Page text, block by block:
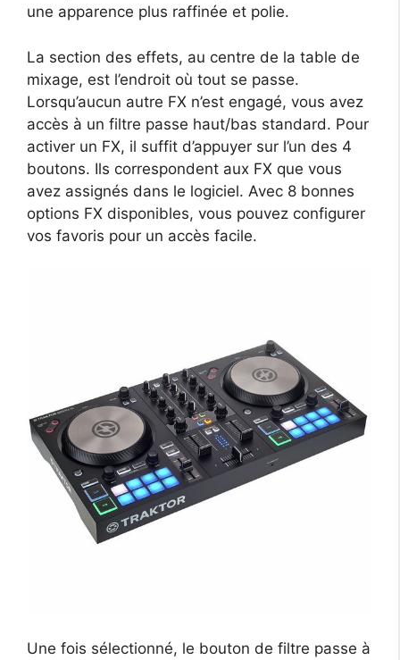
une apparence plus raffinée et polie.
La section des effets, au centre de la table de
mixage, est l’endroit où tout se passe.
Lorsqu’aucun autre FX n’est engagé, vous avez
accès à un filtre passe haut/bas standard. Pour
activer un FX, il suffit d’appuyer sur l’un des 4
boutons. Ils correspondent aux FX que vous
avez assignés dans le logiciel. Avec 8 bonnes
options FX disponibles, vous pouvez configurer
vos favoris pour un accès facile.
Une fois sélectionné, le bouton de filtre passe à